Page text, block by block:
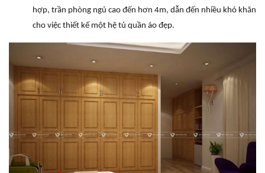
hợp, trần phòng ngủ cao đến hơn 4m, dẫn đến nhiều khó khăn
cho việc thiết kế một hệ tủ quần áo đẹp.